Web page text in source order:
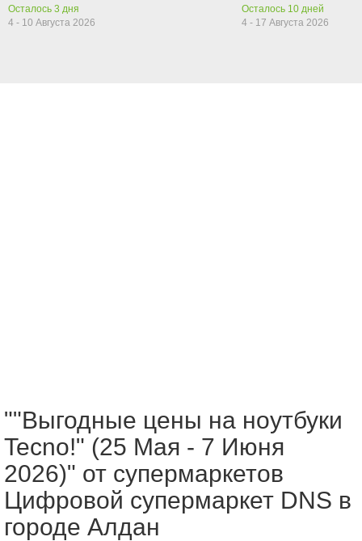
Осталось 3 дня
4 - 10 Августа 2026
Осталось 10 дней
4 - 17 Августа 2026
""Выгодные цены на ноутбуки
Tecno!" (25 Мая - 7 Июня
2026)" от супермаркетов
Цифровой супермаркет DNS в
городе Алдан